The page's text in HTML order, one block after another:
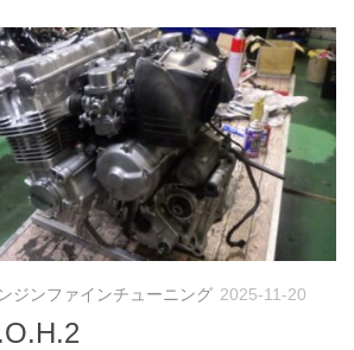
ジンファインチューニング 2025-11-20